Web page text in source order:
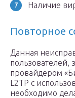
Наличие
Повторное
Данная
пользователей,
провайдером
L2TP с
необходимо